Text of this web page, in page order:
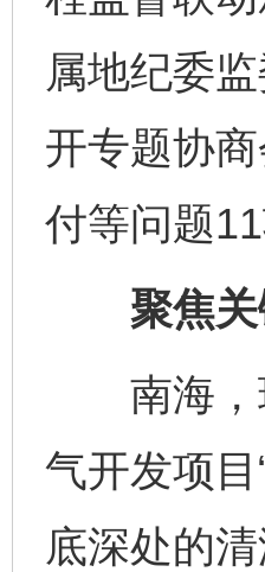
属地纪委
开专题协
付等问题
聚焦关键
南海，琼
气开发项
底深处的